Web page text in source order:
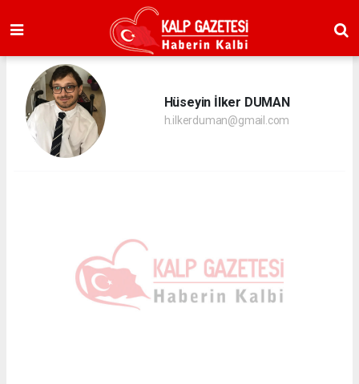
Hüseyin İlker DUMAN
h.ilkerduman@gmail.com